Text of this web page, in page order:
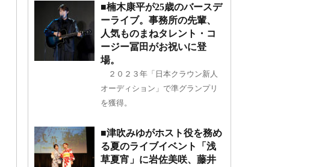
■楠木康平が25歳のバースデ
ーライブ。事務所の先輩、
人気ものまねタレント・コ
ージー冨田がお祝いに登
場。
２０２３年「日本クラウン新人
オーディション」で準グランプリ
を獲得。
■津吹みゆがホスト役を務め
る夏のライブイベント「浅
草夏宵」に岩佐美咲、藤井